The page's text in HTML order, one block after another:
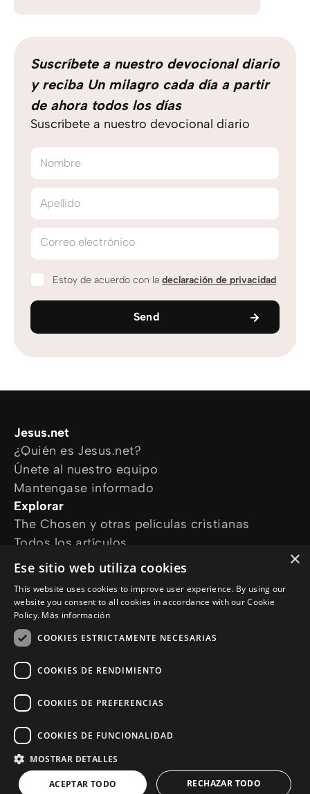
Suscríbete a nuestro devocional diario
y reciba Un milagro cada día a partir
de ahora todos los días
Suscríbete a nuestro devocional diario
Nombre
Apellido
Correo electrónico
Estoy de acuerdo con la declaración de privacidad
Send
Jesus.net
¿Quién es Jesus.net?
Únete al nuestro equipo
Mantengase informado
Explorar
The Chosen y otras películas cristianas
Todos los artículos
Cursos online
¿Cómo podemos ayudarte?
Devocional diario
Necesito oración
Síguenos en
© Copyright 2026 es.Jesus.net
Politica de Privacidad
Cookie Policya :sitio de enlaces
×
Ese sitio web utiliza cookies
This website uses cookies to improve user experience. By using our
website you consent to all cookies in accordance with our Cookie
Policy. Más información
COOKIES ESTRICTAMENTE NECESARIAS
COOKIES DE RENDIMIENTO
COOKIES DE PREFERENCIAS
COOKIES DE FUNCIONALIDAD
MOSTRAR DETALLES
ACEPTAR TODO RECHAZAR TODO